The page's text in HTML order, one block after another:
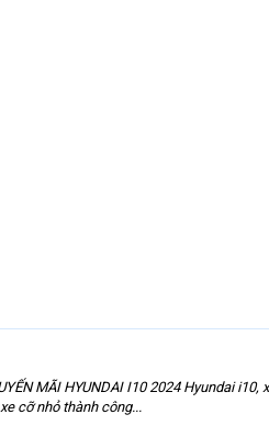
MÃI HYUNDAI I10 2024 Hyundai
cỡ nhỏ thành công...